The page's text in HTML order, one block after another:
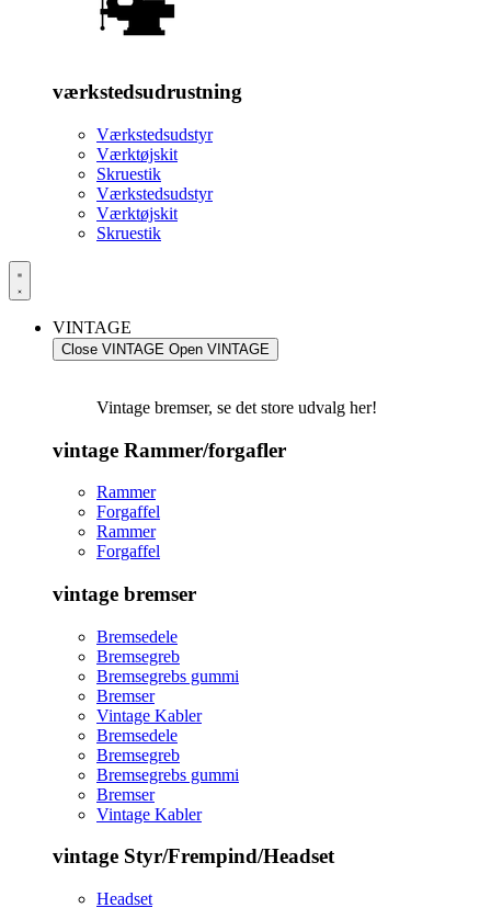
værkstedsudrustning
Værkstedsudstyr
Værktøjskit
Skruestik
Værkstedsudstyr
Værktøjskit
Skruestik
VINTAGE
Close VINTAGE Open VINTAGE
Vintage bremser, se det store udvalg her!
vintage Rammer/forgafler
Rammer
Forgaffel
Rammer
Forgaffel
vintage bremser
Bremsedele
Bremsegreb
Bremsegrebs gummi
Bremser
Vintage Kabler
Bremsedele
Bremsegreb
Bremsegrebs gummi
Bremser
Vintage Kabler
vintage Styr/Frempind/Headset
Headset